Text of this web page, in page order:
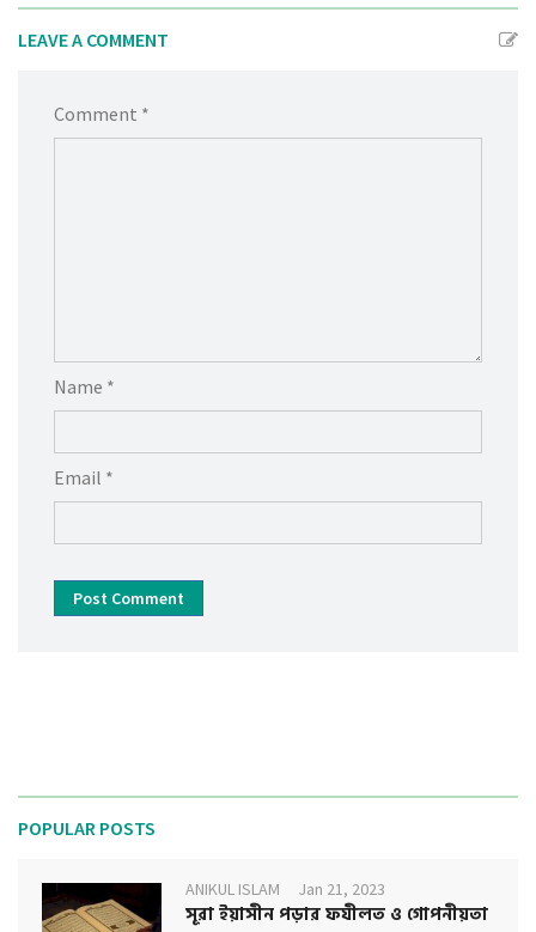
LEAVE A COMMENT
Comment *
Name *
Email *
Post Comment
POPULAR POSTS
ANIKUL ISLAM Jan 21, 2023
সূরা ইয়াসীন পড়ার ফযীলত ও গোপনীয়তা